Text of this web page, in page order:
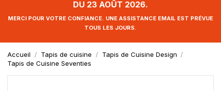
DU 23 AOÛT 2026.
MERCI POUR VOTRE CONFIANCE. UNE ASSISTANCE EMAIL EST PRÉVUE
TOUS LES JOURS.
Accueil Tapis de cuisine
Tapis de Cuisine Design
Tapis de Cuisine Seventies